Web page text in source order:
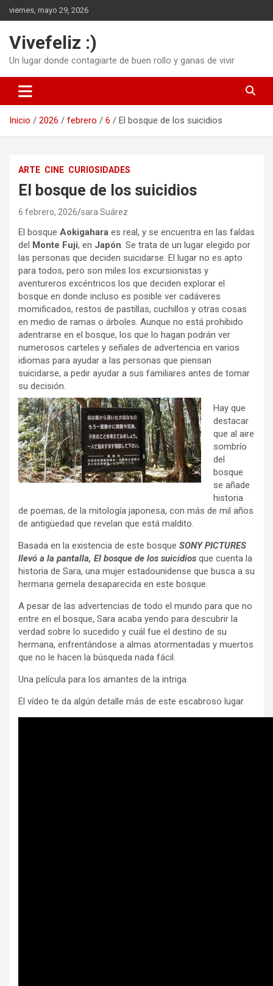
Saltar
al
viernes, mayo 29, 2026
Vivefeliz :)
Un lugar donde contagiarte de buen rollo y ganas de vivir
Inicio 2026 febrero 6 El bosque de los suicidios
ARTE CINE CURIOSIDADES
El bosque de los suicidios
6 febrero, 2026 sara Suárez
El bosque Aokigahara es real, y se encuentra en las faldas
del Monte Fuji, en Japón. Se trata de un lugar elegido por
las personas que deciden suicidarse. El lugar no es apto
para todos, pero son miles los excursionistas y
aventureros excéntricos los que deciden explorar el
bosque en donde incluso es posible ver cadáveres
momificados, restos de pastillas, cuchillos y otras cosas
en medio de ramas o árboles. Aunque no está prohibido
adentrarse en el bosque, los que lo hagan podrán ver
numerosos carteles y señales de advertencia en varios
idiomas para ayudar a las personas que piensan
suicidarse, a pedir ayudar a sus familiares antes de tomar
su decisión.
Hay que
destacar
que al aire
sombrío
del
bosque
se añade
historia
de poemas, de la mitología japonesa, con más de mil años
de antigüedad que revelan que está maldito.
Basada en la existencia de este bosque SONY PICTURES
llevó a la pantalla, El bosque de los suicidios que cuenta la
historia de Sara, una mujer estadounidense que busca a su
hermana gemela desaparecida en este bosque.
A pesar de las advertencias de todo el mundo para que no
entre en el bosque, Sara acaba yendo para descubrir la
verdad sobre lo sucedido y cuál fue el destino de su
hermana, enfrentándose a almas atormentadas y muertos
que no le hacen la búsqueda nada fácil.
Una película para los amantes de la intriga.
El vídeo te da algún detalle más de este escabroso lugar